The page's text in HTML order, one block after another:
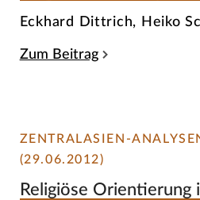
Eckhard Dittrich, Heiko
Zum Beitrag
ZENTRALASIEN-
(29.06.2012)
Religiöse Orientierung